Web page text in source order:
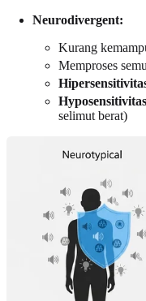
Neurodivergent:
Kurang
Memproses
selimut berat)